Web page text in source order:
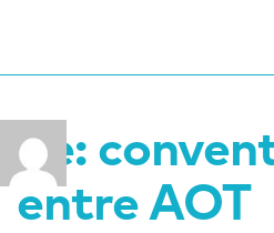
Re:
entre AOT